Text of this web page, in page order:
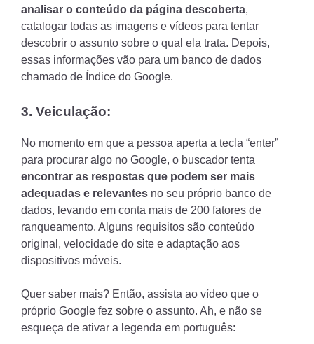
analisar o conteúdo da página descoberta,
catalogar todas as imagens e vídeos para tentar
descobrir o assunto sobre o qual ela trata. Depois,
essas informações vão para um banco de dados
chamado de Índice do Google.
3. Veiculação:
No momento em que a pessoa aperta a tecla “enter”
para procurar algo no Google, o buscador tenta
encontrar as respostas que podem ser mais
adequadas e relevantes no seu próprio banco de
dados, levando em conta mais de 200 fatores de
ranqueamento. Alguns requisitos são conteúdo
original, velocidade do site e adaptação aos
dispositivos móveis.
Quer saber mais? Então, assista ao vídeo que o
próprio Google fez sobre o assunto. Ah, e não se
esqueça de ativar a legenda em português: